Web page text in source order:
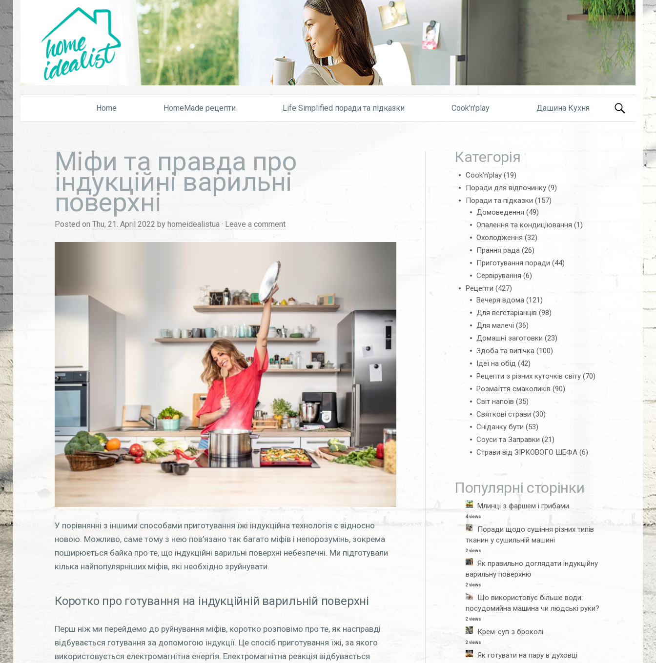
Skip to content
Home HomeMade рецепти Life Simplified поради та підказки Cook’n’play Дашина Кухня Search
Міфи та правда про
індукційні варильні
поверхні
Posted on Thu, 21. April 2022 by homeidealistua · Leave a comment
У порівнянні з іншими способами приготування їжі індукційна технологія є відносно
новою. Можливо, саме тому з нею пов’язано так багато міфів і непорозумінь, зокрема
поширюється байка про те, що індукційні варильні поверхні небезпечні. Ми підготували
кілька найпопулярніших міфів, які необхідно зруйнувати.
Коротко про готування на індукційній варильній поверхні
Перш ніж ми перейдемо до руйнування міфів, коротко розповімо про те, як насправді
відбувається готування за допомогою індукції. Це спосіб приготування їжі, за якого
використовується електромагнітна енергія. Електромагнітна реакція відбувається
Категорія
Cook'n'play(19)
Поради для відпочинку(9)
Поради та підказки (157)
Домоведення (49)
Опалення та кондиціювання (1)
Охолодження (32)
Прання рада (26)
Приготування поради (44)
Сервірування (6)
Рецепти (427)
Вечеря вдома (121)
Для вегетаріанців (98)
Для малечі (36)
Домашні заготовки (23)
Здоба та випічка (100)
Ідеї на обід (42)
Рецепти з різних куточків світу (70)
Розмаїття смаколиків (90)
Світ напоїв (35)
Святкові страви (30)
Сніданку бути (53)
Соуси та Заправки (21)
Страви від ЗІРКОВОГО ШЕФА (6)
Популярні сторінки
Млинці з фаршем і грибами
4 views
Поради щодо сушіння різних типів
тканин у сушильній машині
2 views
Як правильно доглядати індукційну
варильну поверхню
2 views
Що використовує більше води:
посудомийна машина чи людські руки?
2 views
Крем-суп з броколі
2 views
Як готувати на пару в духовці